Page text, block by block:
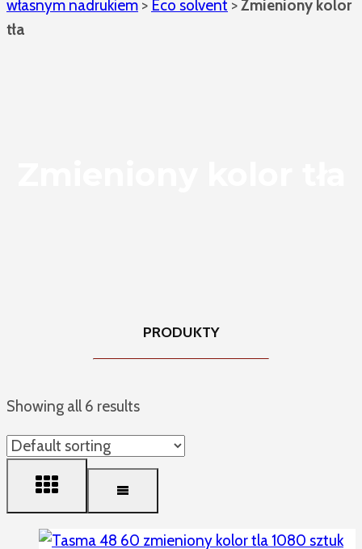
własnym nadrukiem > Eco solvent >Zmieniony kolor
tła
PRODUKTY
Showing all 6 results